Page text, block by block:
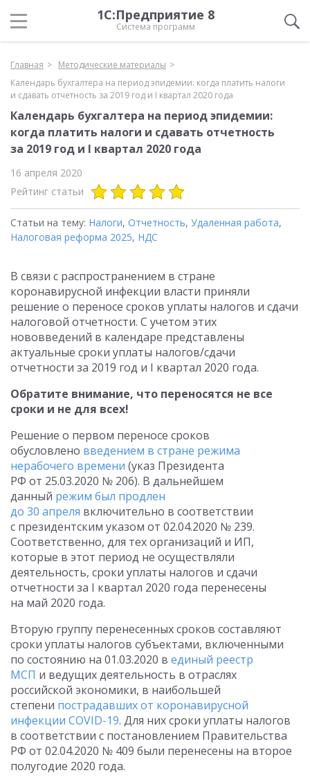
1С:Предприятие 8
Система программ
Главная
Методические материалы
Календарь бухгалтера на период эпидемии: когда платить налоги
и сдавать отчетность за 2019 год и I квартал 2020 года
Календарь бухгалтера на период эпидемии:
когда платить налоги и сдавать отчетность
за 2019 год и I квартал 2020 года
16 апреля 2020
Рейтинг статьи
Статьи на тему: Налоги, Отчетность, Удаленная работа,
Налоговая реформа 2025, НДС
В связи с распространением в стране
коронавирусной инфекции власти приняли
решение о переносе сроков уплаты налогов и сдачи
налоговой отчетности. С учетом этих
нововведений в календаре представлены
актуальные сроки уплаты налогов/сдачи
отчетности за 2019 год и I квартал 2020 года.
Обратите внимание, что переносятся не все
сроки и не для всех!
Решение о первом переносе сроков
обусловлено введением в стране режима
нерабочего времени (указ Президента
РФ от 25.03.2020 № 206). В дальнейшем
данный режим был продлен
до 30 апреля включительно в соответствии
с президентским указом от 02.04.2020 № 239.
Соответственно, для тех организаций и ИП,
которые в этот период не осуществляли
деятельность, сроки уплаты налогов и сдачи
отчетности за I квартал 2020 года перенесены
на май 2020 года.
Вторую группу перенесенных сроков составляют
сроки уплаты налогов субъектами, включенными
по состоянию на 01.03.2020 в единый реестр
МСП и ведущих деятельность в отраслях
российской экономики, в наибольшей
степени пострадавших от коронавирусной
инфекции COVID-19. Для них сроки уплаты налогов
в соответствии с постановлением Правительства
РФ от 02.04.2020 № 409 были перенесены на второе
полугодие 2020 года.